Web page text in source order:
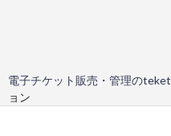
電子チケット販売・管理のteket
ョン